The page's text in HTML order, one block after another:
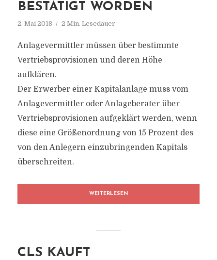
BESTÄTIGT WORDEN
2. Mai 2018 2 Min. Lesedauer
Anlagevermittler müssen über bestimmte
Vertriebsprovisionen und deren Höhe
aufklären.
Der Erwerber einer Kapitalanlage muss vom
Anlagevermittler oder Anlageberater über
Vertriebsprovisionen aufgeklärt werden, wenn
diese eine Größenordnung von 15 Prozent des
von den Anlegern einzubringenden Kapitals
überschreiten.
WEITERLESEN
CLS KAUFT